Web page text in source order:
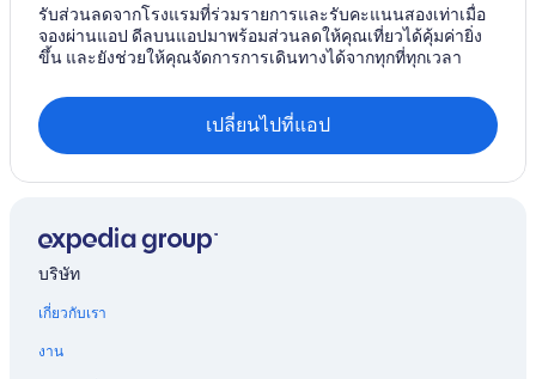
รับส่วนลดจากโรงแรมที่ร่วมรายการและรับคะแนนสองเท่าเมื่อ
จองผ่านแอป ดีลบนแอปมาพร้อมส่วนลดให้คุณเที่ยวได้คุ้มค่ายิ่ง
ขึ้น และยังช่วยให้คุณจัดการการเดินทางได้จากทุกที่ทุกเวลา
เปลี่ยนไปที่แอป
บริษัท
เกี่ยวกับเรา
งาน